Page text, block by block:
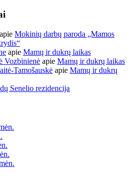
apie Mokinių darbų paroda „Mamos
apie Mamų ir dukrų laikas
Vozbinienė apie Mamų ir dukrų laikas
Tamošauskė apie Mamų ir dukrų
Senelio rezidencija